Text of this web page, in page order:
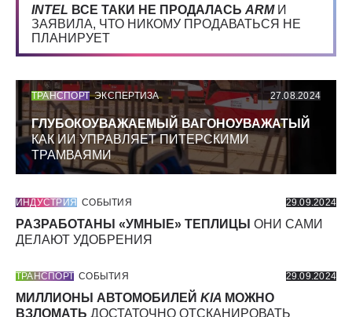
INTEL ВСЕ ТАКИ НЕ ПРОДАЛАСЬ ARMИ
ЗАЯВИЛА, ЧТО НИКОМУ ПРОДАВАТЬСЯ НЕ
ПЛАНИРУЕТ
ТРАНСПОРТ ЭКСПЕРТИЗА 27.08.2024
ГЛУБОКОУВАЖАЕМЫЙ ВАГОНОУВАЖАТЫЙ
КАК ИИ УПРАВЛЯЕТ ПИТЕРСКИМИ
ТРАМВАЯМИ
ИНДУСТРИЯ СОБЫТИЯ 29.09.2024
РАЗРАБОТАНЫ «УМНЫЕ» ТЕПЛИЦЫ ОНИ САМИ
ДЕЛАЮТ УДОБРЕНИЯ
ТРАНСПОРТ СОБЫТИЯ 29.09.2024
МИЛЛИОНЫ АВТОМОБИЛЕЙ KIA МОЖНО
ВЗЛОМАТЬ ДОСТАТОЧНО ОТСКАНИРОВАТЬ